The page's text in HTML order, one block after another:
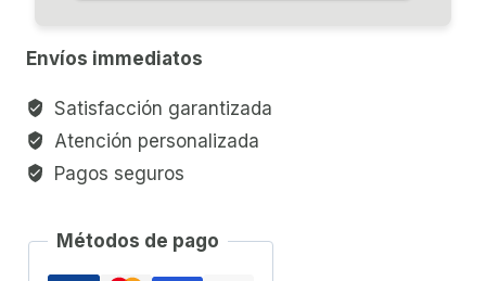
Envíos immediatos
Satisfacción garantizada
Atención personalizada
Pagos seguros
Métodos de pago